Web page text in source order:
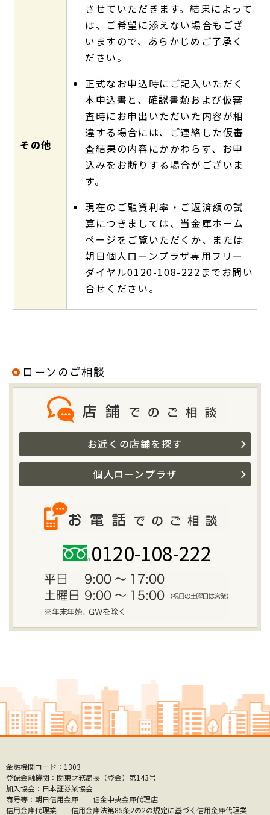
その他
させていただきます。結果によって
は、ご希望に添えない場合もござ
いますので、あらかじめご了承く
ださい。
正式なお申込時にご記入いただく
本申込書と、確認書類および仮審
査時にお申出いただいた内容が相
違する場合には、ご連絡した仮審
査結果の内容にかかわらず、お申
込みをお断りする場合がございま
す。
現在のご融資利率・ご返済額の試
算につきましては、当金庫ホーム
ページをご覧いただくか、または
朝日個人ローンプラザ専用フリー
ダイヤル0120-108-222までお問い
合せください。
ローンのご相談
お近くの店舗を探す
個人ローンプラザ
0120-108-222
金融機関コード：1303
登録金融機関：関東財務局長（登金）第143号
加入協会：日本証券業協会
商号等：朝日信用金庫 信金中央金庫代理店
信用金庫代理業 信用金庫法第85条2の2の規定に基づく信用金庫代理業